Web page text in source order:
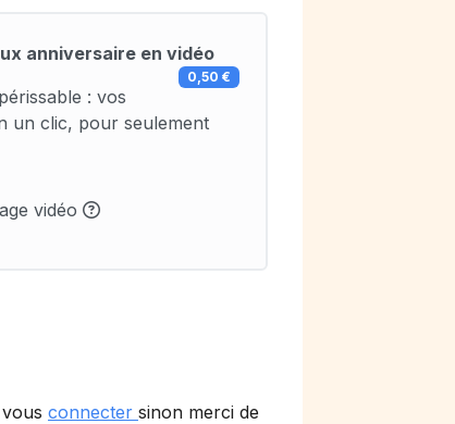
anniversaire en vidéo
0,50 €
: vos
un clic, pour seulement
vidéo
connecter sinon merci de